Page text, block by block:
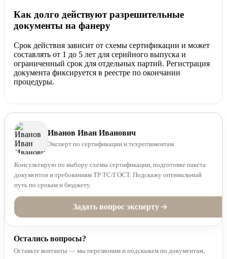
Как долго действуют разрешительные
документы на фанеру
Срок действия зависит от схемы сертификации и может
составлять от 1 до 5 лет для серийного выпуска и
ограниченный срок для отдельных партий. Регистрация
документа фиксируется в реестре по окончании
процедуры.
Иванов Иван Иванович
Эксперт по сертификации и техрегламентам
Консультирую по выбору схемы сертификации, подготовке пакета
документов и требованиям ТР ТС/ГОСТ. Подскажу оптимальный
путь по срокам и бюджету.
Задать вопрос эксперту
Остались вопросы?
Оставьте контакты — мы перезвоним и подскажем по документам,